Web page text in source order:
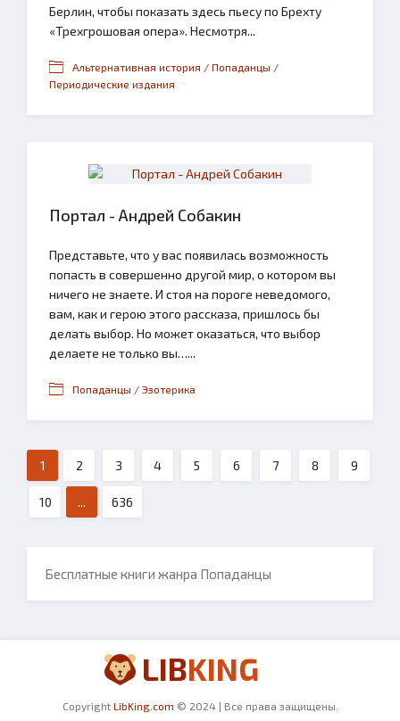
Берлин, чтобы показать здесь пьесу по Брехту
«Трехгрошовая опера». Несмотря...
Альтернативная история / Попаданцы /
Периодические издания
Портал - Андрей Собакин
Представьте, что у вас появилась возможность
попасть в совершенно другой мир, о котором вы
ничего не знаете. И стоя на пороге неведомого,
вам, как и герою этого рассказа, пришлось бы
делать выбор. Но может оказаться, что выбор
делаете не только вы…...
Попаданцы / Эзотерика
1 2 3 4 5 6 7 8 9
10 ... 636
Бесплатные книги жанра Попаданцы
LIBKING
Copyright LibKing.com © 2024 | Все права защищены.